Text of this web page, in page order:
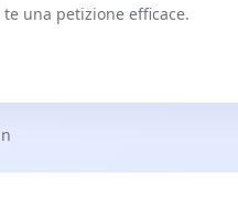
persone non
o visive rimangono
di un treno ad alta
una petizione efficace.